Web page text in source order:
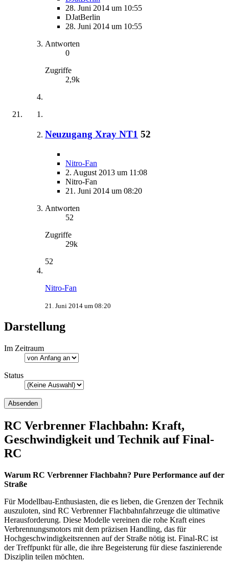
28. Juni 2014 um 10:55
DJatBerlin
28. Juni 2014 um 10:55
Antworten
0
Zugriffe
2,9k
Neuzugang Xray NT1 52
Nitro-Fan
2. August 2013 um 11:08
Nitro-Fan
21. Juni 2014 um 08:20
Antworten
52
Zugriffe
29k
52
Nitro-Fan
21. Juni 2014 um 08:20
Darstellung
Im Zeitraum
Status
RC Verbrenner Flachbahn: Kraft,
Geschwindigkeit und Technik auf Final-
RC
Warum RC Verbrenner Flachbahn? Pure Performance auf der
Straße
Für Modellbau-Enthusiasten, die es lieben, die Grenzen der Technik
auszuloten, sind RC Verbrenner Flachbahnfahrzeuge die ultimative
Herausforderung. Diese Modelle vereinen die rohe Kraft eines
Verbrennungsmotors mit dem präzisen Handling, das für
Hochgeschwindigkeitsrennen auf der Straße nötig ist. Final-RC ist
der Treffpunkt für alle, die ihre Begeisterung für diese faszinierende
Disziplin teilen möchten.